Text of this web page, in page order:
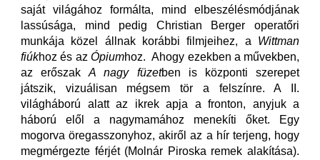
saját világához formálta, mind elbeszélésmódjának
lassúsága, mind pedig Christian Berger operatőri
munkája közel állnak korábbi filmjeihez, a Wittman
fiúkhoz és az Ópiumhoz. Ahogy ezekben a művekben,
az erőszakA nagy füzetben is központi szerepet
játszik, vizuálisan mégsem tör a felszínre. A II.
világháború alatt az ikrek apja a fronton, anyjuk a
háború elől a nagymamához menekíti őket. Egy
mogorva öregasszonyhoz, akiről az a hír terjeng, hogy
megmérgezte férjét (Molnár Piroska remek alakítása).